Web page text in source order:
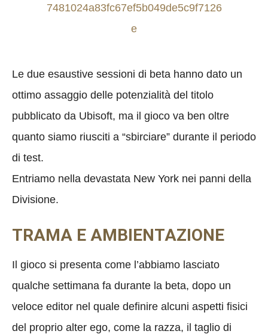
Le due esaustive sessioni di beta hanno dato un
ottimo assaggio delle potenzialità del titolo
pubblicato da Ubisoft, ma il gioco va ben oltre
quanto siamo riusciti a “sbirciare” durante il periodo
di test.
Entriamo nella devastata New York nei panni della
Divisione.
TRAMA E AMBIENTAZIONE
Il gioco si presenta come l’abbiamo lasciato
qualche settimana fa durante la beta, dopo un
veloce editor nel quale definire alcuni aspetti fisici
del proprio alter ego, come la razza, il taglio di